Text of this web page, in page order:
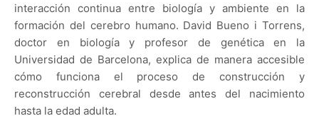
interacción continua entre biología y ambiente en la
formación del cerebro humano. David Bueno i Torrens,
doctor en biología y profesor de genética en la
Universidad de Barcelona, explica de manera accesible
cómo funciona el proceso de construcción y
reconstrucción cerebral desde antes del nacimiento
hasta la edad adulta.